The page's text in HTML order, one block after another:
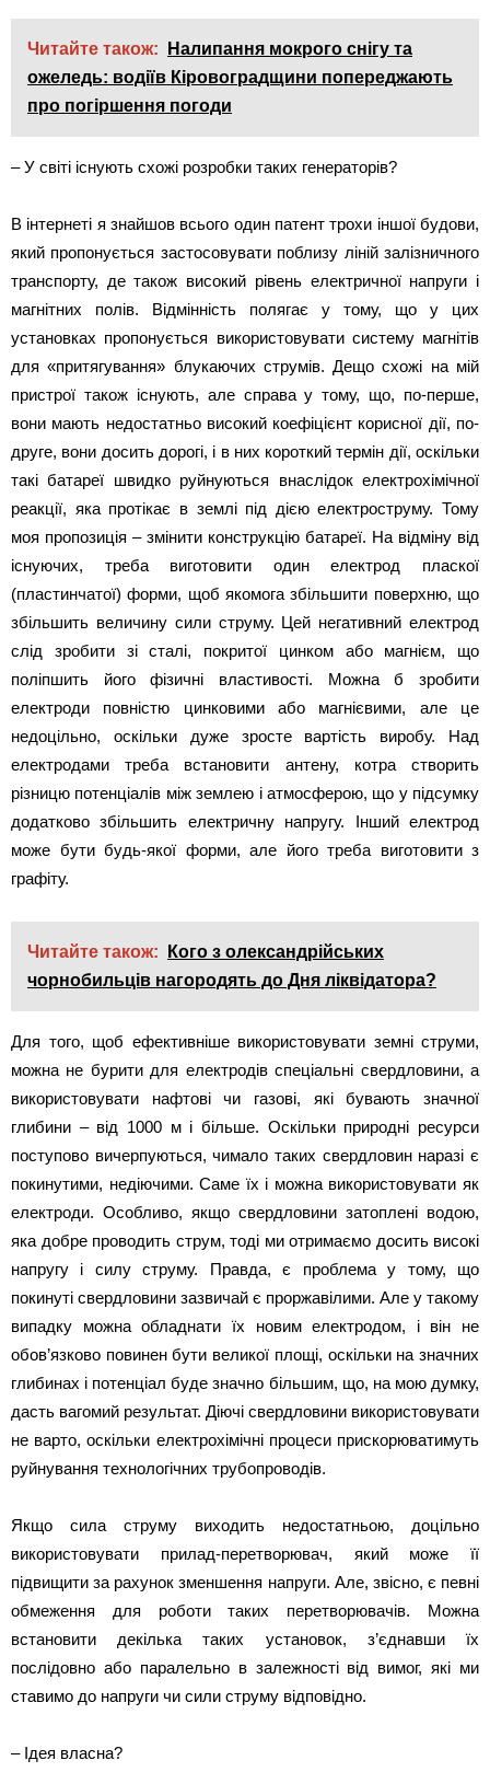
Читайте також:
Налипання мокрого снігу та
ожеледь: водіїв Кіровоградщини попереджають
про погіршення погоди
– У світі існують схожі розробки таких генераторів?
В інтернеті я знайшов всього один патент трохи іншої будови,
який пропонується застосовувати поблизу ліній залізничного
транспорту, де також високий рівень електричної напруги і
магнітних полів. Відмінність полягає у тому, що у цих
установках пропонується використовувати систему магнітів
для «притягування» блукаючих струмів. Дещо схожі на мій
пристрої також існують, але справа у тому, що, по-перше,
вони мають недостатньо високий коефіцієнт корисної дії, по-
друге, вони досить дорогі, і в них короткий термін дії, оскільки
такі батареї швидко руйнуються внаслідок електрохімічної
реакції, яка протікає в землі під дією електроструму. Тому
моя пропозиція – змінити конструкцію батареї. На відміну від
існуючих, треба виготовити один електрод пласкої
(пластинчатої) форми, щоб якомога збільшити поверхню, що
збільшить величину сили струму. Цей негативний електрод
слід зробити зі сталі, покритої цинком або магнієм, що
поліпшить його фізичні властивості. Можна б зробити
електроди повністю цинковими або магнієвими, але це
недоцільно, оскільки дуже зросте вартість виробу. Над
електродами треба встановити антену, котра створить
різницю потенціалів між землею і атмосферою, що у підсумку
додатково збільшить електричну напругу. Інший електрод
може бути будь-якої форми, але його треба виготовити з
графіту.
Читайте також:
Кого з олександрійських
чорнобильців нагородять до Дня ліквідатора?
Для того, щоб ефективніше використовувати земні струми,
можна не бурити для електродів спеціальні свердловини, а
використовувати нафтові чи газові, які бувають значної
глибини – від 1000 м і більше. Оскільки природні ресурси
поступово вичерпуються, чимало таких свердловин наразі є
покинутими, недіючими. Саме їх і можна використовувати як
електроди. Особливо, якщо свердловини затоплені водою,
яка добре проводить струм, тоді ми отримаємо досить високі
напругу і силу струму. Правда, є проблема у тому, що
покинуті свердловини зазвичай є проржавілими. Але у такому
випадку можна обладнати їх новим електродом, і він не
обов’язково повинен бути великої площі, оскільки на значних
глибинах і потенціал буде значно більшим, що, на мою думку,
дасть вагомий результат. Діючі свердловини використовувати
не варто, оскільки електрохімічні процеси прискорюватимуть
руйнування технологічних трубопроводів.
Якщо сила струму виходить недостатньою, доцільно
використовувати прилад-перетворювач, який може її
підвищити за рахунок зменшення напруги. Але, звісно, є певні
обмеження для роботи таких перетворювачів. Можна
встановити декілька таких установок, з’єднавши їх
послідовно або паралельно в залежності від вимог, які ми
ставимо до напруги чи сили струму відповідно.
– Ідея власна?